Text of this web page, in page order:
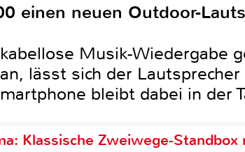
einen neuen Outdoor-
Musik-Wiedergabe
lässt sich der Lautsprecher
bleibt dabei in der
Klassische Zweiwege-